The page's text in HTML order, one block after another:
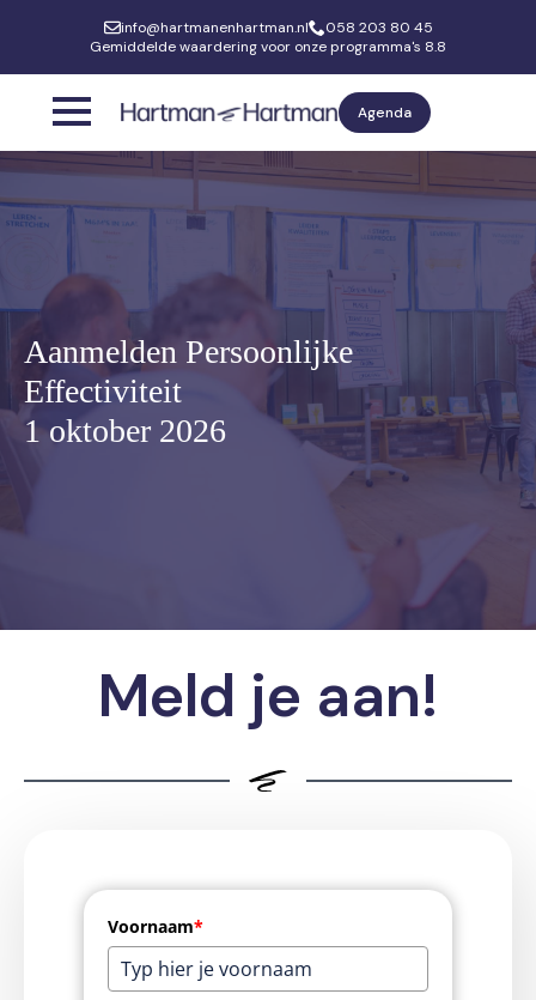
info@hartmanenhartman.nl
058 203 80 45
Gemiddelde waardering voor onze programma's 8.8
Agenda
Aanmelden Persoonlijke
Effectiviteit
1 oktober 2026
Meld je aan!
Voornaam*